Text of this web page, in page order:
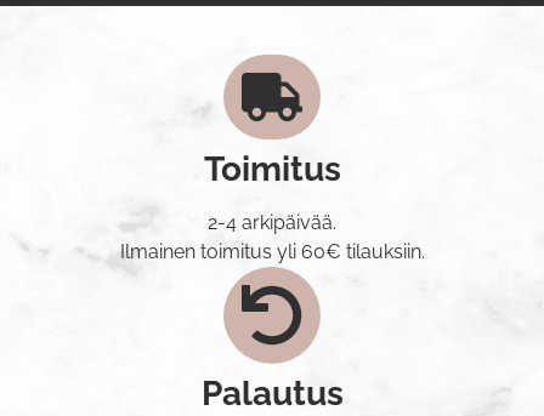
Toimitus
2-4 arkipäivää.
Ilmainen toimitus yli 60€ tilauksiin.
Palautus